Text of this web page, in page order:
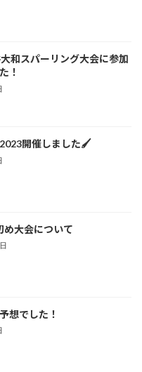
和スパーリング大会に参加
！
開催しました🖌
め大会について
想でした！